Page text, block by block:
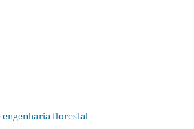
engenharia florestal